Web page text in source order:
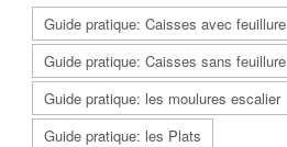
Guide pratique: Caisses avec feuillure
Guide pratique: Caisses sans feuillure
Guide pratique: les moulures escalier
Guide pratique: les Plats